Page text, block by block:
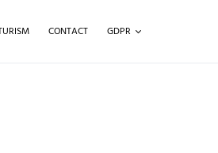
CONTACT GDPR